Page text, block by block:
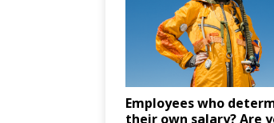
Employees who
their own salary? Are